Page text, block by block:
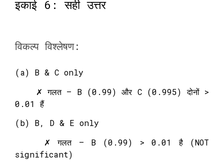
इकाई 6: सही उत्तर
विकल्प विश्लेषण:
(a) B & C only
✗ गलत – B (0.99) और C (0.995) दोनों >
0.01 हैं
(b) B, D & E only
✗ गलत – B (0.99) > 0.01 है (NOT
significant)